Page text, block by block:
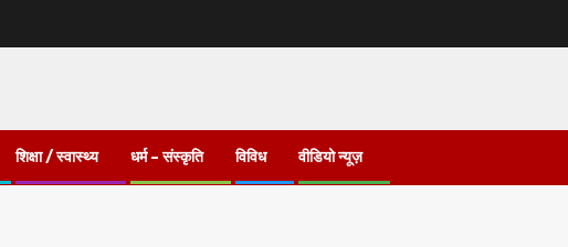
शिक्षा / स्वास्थ्य धर्म – संस्कृति विविध वीडियो न्यूज़